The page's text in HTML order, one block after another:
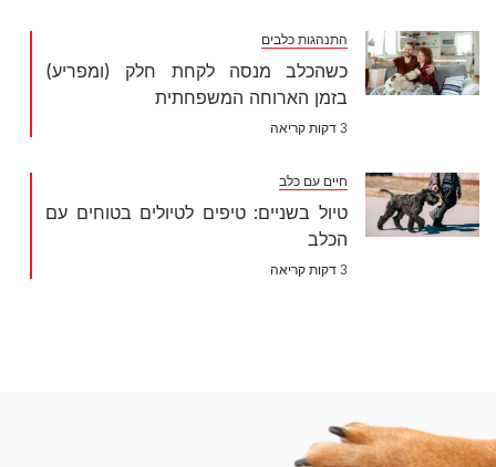
התנהגות כלבים
כשהכלב מנסה לקחת חלק (ומפריע)
בזמן הארוחה המשפחתית
3 דקות קריאה
חיים עם כלב
טיול בשניים: טיפים לטיולים בטוחים עם
הכלב
3 דקות קריאה